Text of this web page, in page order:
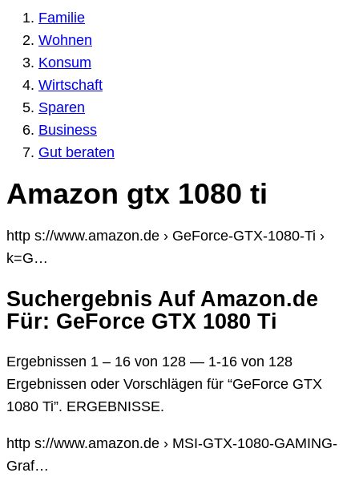
Familie
Wohnen
Konsum
Wirtschaft
Sparen
Business
Gut beraten
Amazon gtx 1080 ti
http s://www.amazon.de › GeForce-GTX-1080-Ti ›
k=G…
Suchergebnis Auf Amazon.de
Für: GeForce GTX 1080 Ti
Ergebnissen 1 – 16 von 128 — 1-16 von 128
Ergebnissen oder Vorschlägen für “GeForce GTX
1080 Ti”. ERGEBNISSE.
http s://www.amazon.de › MSI-GTX-1080-GAMING-
Graf…